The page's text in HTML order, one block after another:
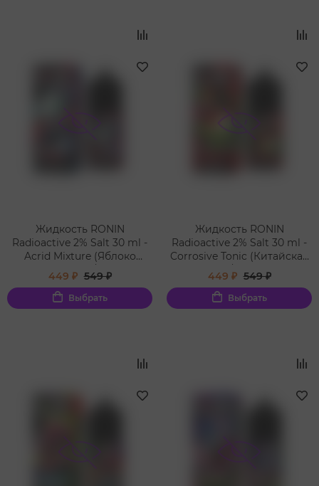
Жидкость RONIN
Radioactive 2% Salt 30 ml -
Acrid Mixture (Яблоко
грейпфрут/Apple
Grapefruit)
449 ₽ 549 ₽
Выбрать
Жидкость RONIN
Radioactive 2% Salt 30 ml -
Corrosive Tonic (Китайская
содовая/China Soda)
449 ₽ 549 ₽
Выбрать